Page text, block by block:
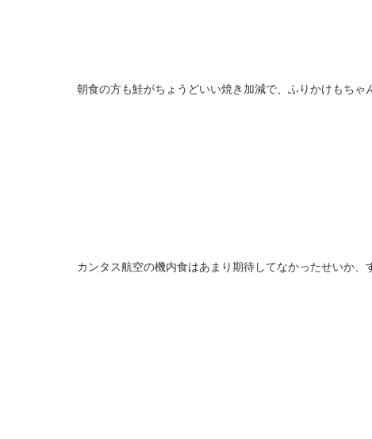
朝食の方も鮭がちょうどいい焼き加減で、ふりかけもちゃ
カンタス航空の機内食はあまり期待してなかったせいか、